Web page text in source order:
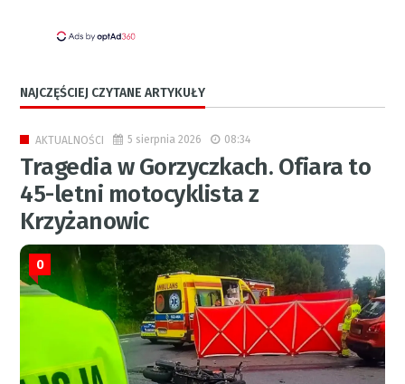
NAJCZĘŚCIEJ CZYTANE ARTYKUŁY
AKTUALNOŚCI 5 sierpnia 2026 08:34
Tragedia w Gorzyczkach. Ofiara to
45-letni motocyklista z
Krzyżanowic
0